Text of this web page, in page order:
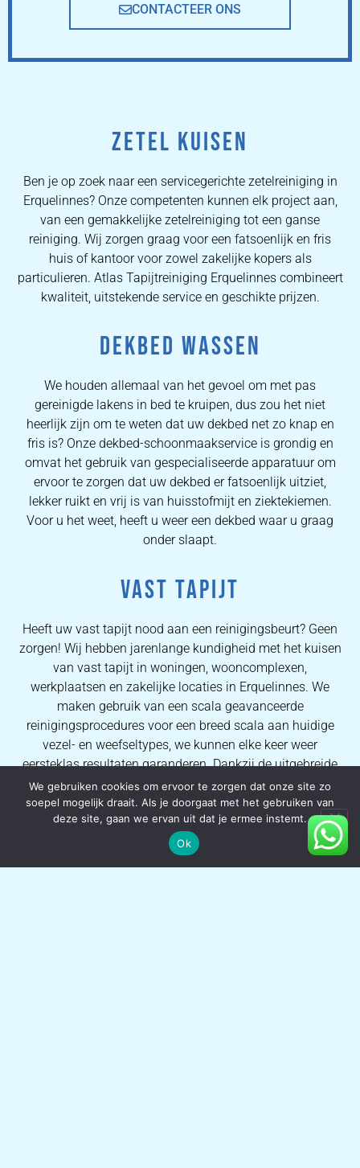
CONTACTEER ONS
ZETEL KUISEN
Ben je op zoek naar een servicegerichte zetelreiniging in
Erquelinnes? Onze competenten kunnen elk project aan,
van een gemakkelijke zetelreiniging tot een ganse
reiniging. Wij zorgen graag voor een fatsoenlijk en fris
huis of kantoor voor zowel zakelijke kopers als
particulieren. Atlas Tapijtreiniging Erquelinnes combineert
kwaliteit, uitstekende service en geschikte prijzen.
DEKBED WASSEN
We houden allemaal van het gevoel om met pas
gereinigde lakens in bed te kruipen, dus zou het niet
heerlijk zijn om te weten dat uw dekbed net zo knap en
fris is? Onze dekbed-schoonmaakservice is grondig en
omvat het gebruik van gespecialiseerde apparatuur om
ervoor te zorgen dat uw dekbed er fatsoenlijk uitziet,
lekker ruikt en vrij is van huisstofmijt en ziektekiemen.
Voor u het weet, heeft u weer een dekbed waar u graag
onder slaapt.
VAST TAPIJT
Heeft uw vast tapijt nood aan een reinigingsbeurt? Geen
zorgen! Wij hebben jarenlange kundigheid met het kuisen
van vast tapijt in woningen, wooncomplexen,
werkplaatsen en zakelijke locaties in Erquelinnes. We
maken gebruik van een scala geavanceerde
reinigingsprocedures voor een breed scala aan huidige
vezel- en weefseltypes, we kunnen elke keer weer
eersteklas resultaten garanderen. Dankzij de uitgebreide
kennis van onze operators kunnen wij al onze
consumenten uitstekende vlekverwijderingsprocessen en
hoogwaardige tapijtreinigingsresultaten garanderen.
HERSTELLING VAN TAPIJTEN
We gebruiken cookies om ervoor te zorgen dat onze site zo
soepel mogelijk draait. Als je doorgaat met het gebruiken van
deze site, gaan we ervan uit dat je ermee instemt.
Ok